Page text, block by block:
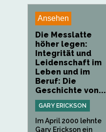
Ansehen
Die Messlatte
höher legen:
Integrität und
Leidenschaft im
Leben und im
Beruf: Die
Geschichte von...
GARY ERICKSON
Im April 2000 lehnte
Gary Erickson ein